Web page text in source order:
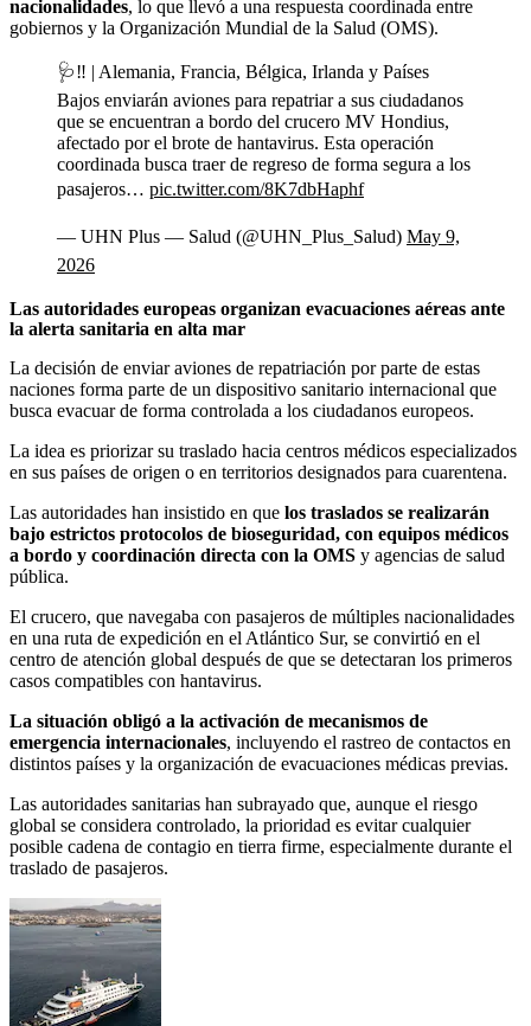
nacionalidades, lo que llevó a una respuesta coordinada entre
gobiernos y la Organización Mundial de la Salud (OMS).
🩺‼️ | Alemania, Francia, Bélgica, Irlanda y Países
Bajos enviarán aviones para repatriar a sus ciudadanos
que se encuentran a bordo del crucero MV Hondius,
afectado por el brote de hantavirus. Esta operación
coordinada busca traer de regreso de forma segura a los
pasajeros… pic.twitter.com/8K7dbHaphf
— UHN Plus — Salud (@UHN_Plus_Salud) May 9,
2026
Las autoridades europeas organizan evacuaciones aéreas ante
la alerta sanitaria en alta mar
La decisión de enviar aviones de repatriación por parte de estas
naciones forma parte de un dispositivo sanitario internacional que
busca evacuar de forma controlada a los ciudadanos europeos.
La idea es priorizar su traslado hacia centros médicos especializados
en sus países de origen o en territorios designados para cuarentena.
Las autoridades han insistido en que los traslados se realizarán
bajo estrictos protocolos de bioseguridad, con equipos médicos
a bordo y coordinación directa con la OMS y agencias de salud
pública.
El crucero, que navegaba con pasajeros de múltiples nacionalidades
en una ruta de expedición en el Atlántico Sur, se convirtió en el
centro de atención global después de que se detectaran los primeros
casos compatibles con hantavirus.
La situación obligó a la activación de mecanismos de
emergencia internacionales, incluyendo el rastreo de contactos en
distintos países y la organización de evacuaciones médicas previas.
Las autoridades sanitarias han subrayado que, aunque el riesgo
global se considera controlado, la prioridad es evitar cualquier
posible cadena de contagio en tierra firme, especialmente durante el
traslado de pasajeros.